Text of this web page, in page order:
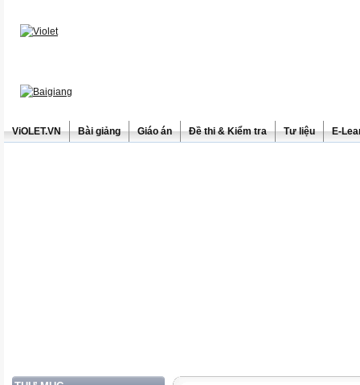
ViOLET.VN Bài giảng Giáo án Đề thi & Kiểm tra Tư liệu E-